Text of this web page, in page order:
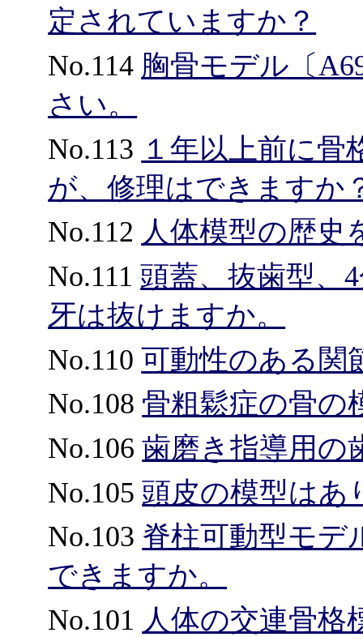
定されていますか？
No.114 胸骨モデル〔
さい。
No.113 １年以上前に骨
が、修理はできますか
No.112 人体模型の歴史
No.111頭蓋、抜歯型、
牙は抜けますか。
No.110可動性のある関
No.108 骨粗鬆症の骨の
No.106歯磨き指導用の
No.105頭皮の模型はあ
No.103 脊柱可動型モデ
できますか。
No.101 人体の交連骨格